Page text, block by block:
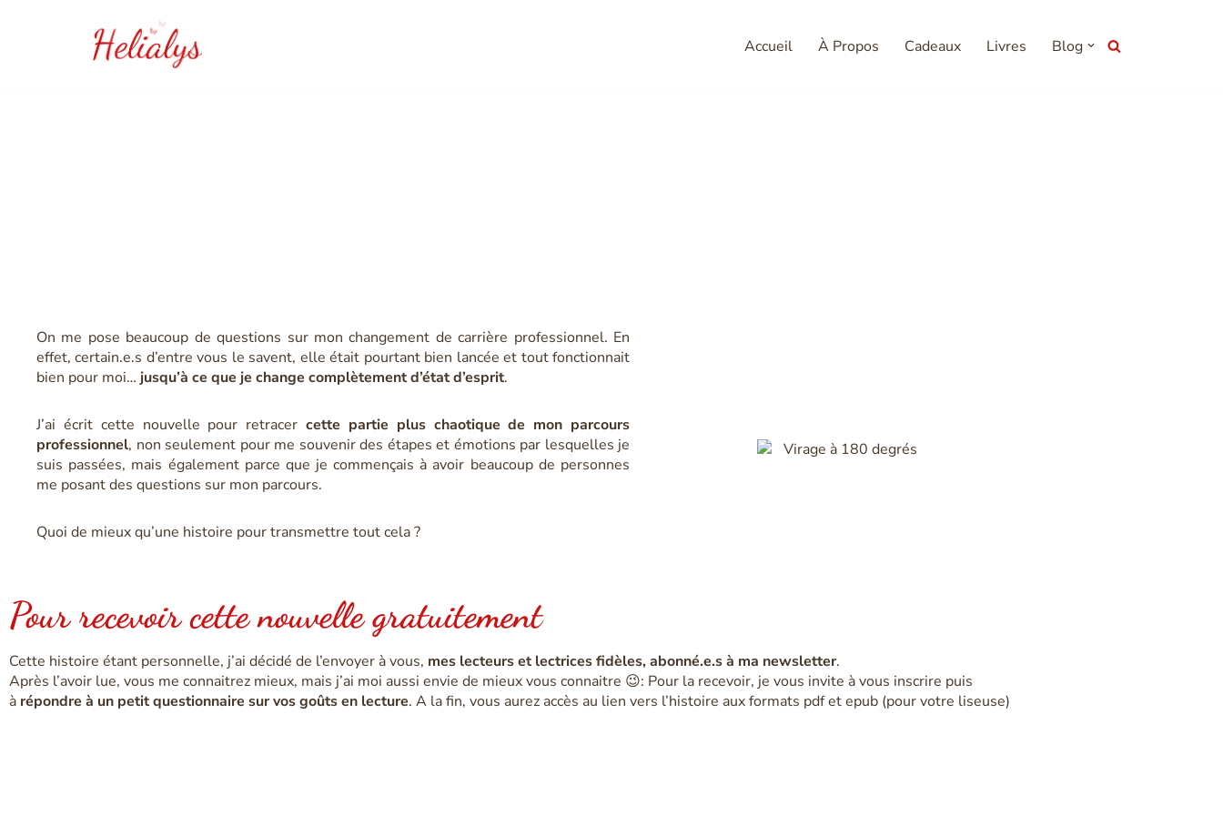
Accueil À Propos Cadeaux Livres Blog
On me pose beaucoup de questions sur mon changement de carrière professionnel. En
effet, certain.e.s d’entre vous le savent, elle était pourtant bien lancée et tout fonctionnait
bien pour moi… jusqu’à ce que je change complètement d’état d’esprit.
J’ai écrit cette nouvelle pour retracer cette partie plus chaotique de mon parcours
professionnel, non seulement pour me souvenir des étapes et émotions par lesquelles je
suis passées, mais également parce que je commençais à avoir beaucoup de personnes
me posant des questions sur mon parcours.
Quoi de mieux qu’une histoire pour transmettre tout cela ?
Pour recevoir cette nouvelle gratuitement
Cette histoire étant personnelle, j’ai décidé de l’envoyer à vous, mes lecteurs et lectrices fidèles, abonné.e.s à ma newsletter.
Après l’avoir lue, vous me connaitrez mieux, mais j’ai moi aussi envie de mieux vous connaitre 😉: Pour la recevoir, je vous invite à vous inscrire puis
à répondre à un petit questionnaire sur vos goûts en lecture. A la fin, vous aurez accès au lien vers l’histoire aux formats pdf et epub (pour votre liseuse)